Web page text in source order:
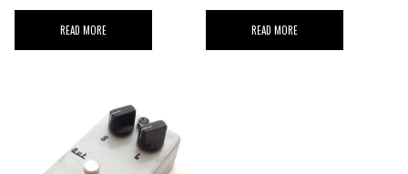
READ MORE READ MORE